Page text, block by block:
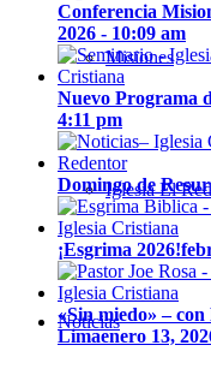
Misiones
Iglesia El
Noticias
Conferencia
2026 - 10:09 am
Nuevo Programa
4:11 pm
Domingo de
¡Esgrima 2026!
«Sin miedo» –
Limaenero 13,